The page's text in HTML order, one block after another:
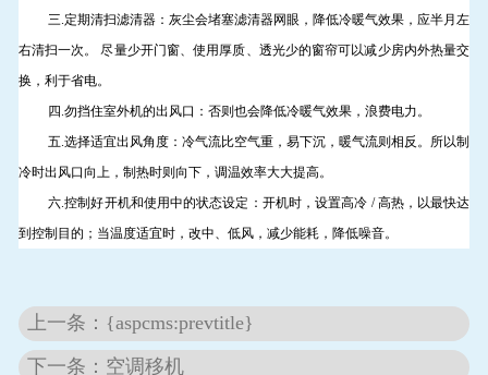
三.定期清扫滤清器：灰尘会堵塞滤清器网眼，降低冷暖气效果，应半月左
右清扫一次。 尽量少开门窗、使用厚质、透光少的窗帘可以减少房内外热量交
换，利于省电。
四.勿挡住室外机的出风口：否则也会降低冷暖气效果，浪费电力。
五.选择适宜出风角度：冷气流比空气重，易下沉，暖气流则相反。所以制
冷时出风口向上，制热时则向下，调温效率大大提高。
六.控制好开机和使用中的状态设定：开机时，设置高冷 / 高热，以最快达
到控制目的；当温度适宜时，改中、低风，减少能耗，降低噪音。
上一条：{aspcms:prevtitle}
下一条：空调移机